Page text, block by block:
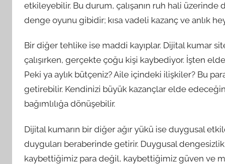
etkileyebilir. Bu durum, çalışanın ruh hali üzerinde
denge oyunu gibidir; kısa vadeli kazanç ve anlık
Bir diğer tehlike ise maddi kayıplar. Dijital kumar
çalışırken, gerçekte çoğu kişi kaybediyor. İşten
Peki ya aylık bütçeniz? Aile içindeki ilişkiler? Bu
getirebilir. Kendinizi büyük kazançlar elde
bağımlılığa dönüşebilir.
Dijital kumarın bir diğer ağır yükü ise duygusal
duyguları beraberinde getirir. Duygusal
kaybettiğimiz para değil, kaybettiğimiz güven ve